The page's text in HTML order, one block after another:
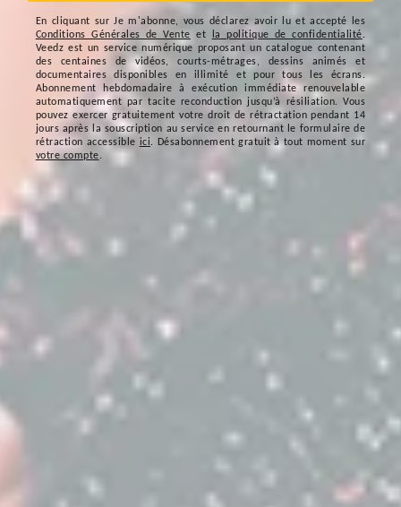
En cliquant surJe m'abonne, vous déclarez avoir lu et accepté les
Conditions Générales de Vente et la politique de confidentialité.
Veedz est un service numérique proposant un catalogue contenant
des centaines de vidéos, courts-métrages, dessins animés et
documentaires disponibles en illimité et pour tous les écrans.
Abonnement hebdomadaire à exécution immédiate renouvelable
automatiquement par tacite reconduction jusqu’à résiliation. Vous
pouvez exercer gratuitement votre droit de rétractation pendant 14
jours après la souscription au service en retournant le formulaire de
rétraction accessible ici. Désabonnement gratuit à tout moment sur
votre compte.